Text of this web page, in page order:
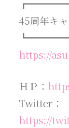
45周年キ
https://
ＨＰ：
Twitter：
https://